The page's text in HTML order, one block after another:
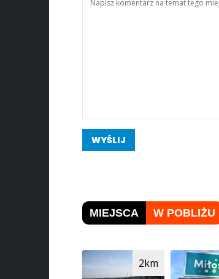
WYŚLIJ
MIEJSCA W POBLIŻU
2km